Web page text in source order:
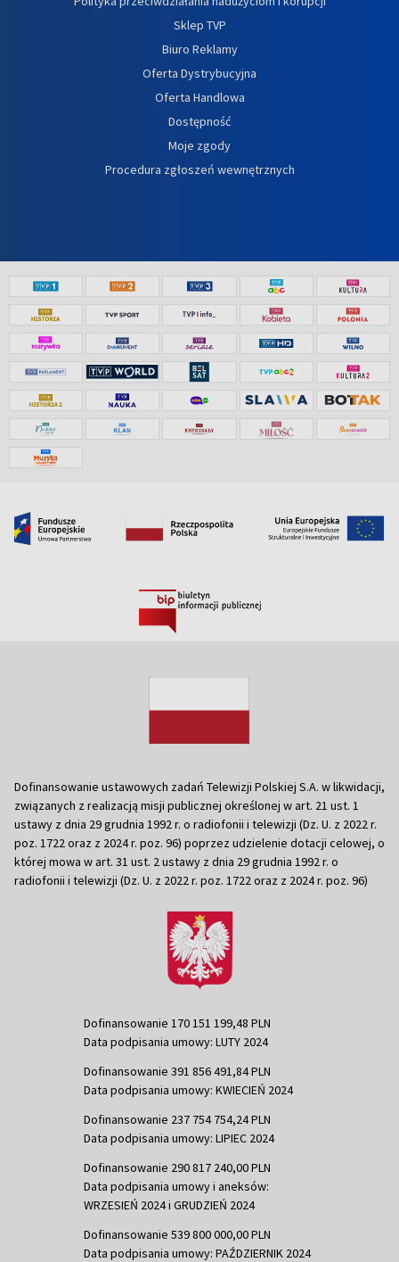
Sklep TVP
Biuro Reklamy
Oferta Dystrybucyjna
Oferta Handlowa
Dostępność
Moje zgody
Procedura zgłoszeń wewnętrznych
Dofinansowanie ustawowych zadań Telewizji Polskiej S.A. w likwidacji,
związanych z realizacją misji publicznej określonej w art. 21 ust. 1
ustawy z dnia 29 grudnia 1992 r. o radiofonii i telewizji (Dz. U. z 2022 r.
poz. 1722 oraz z 2024 r. poz. 96) poprzez udzielenie dotacji celowej, o
której mowa w art. 31 ust. 2 ustawy z dnia 29 grudnia 1992 r. o
radiofonii i telewizji (Dz. U. z 2022 r. poz. 1722 oraz z 2024 r. poz. 96)
Dofinansowanie 170 151 199,48 PLN
Data podpisania umowy: LUTY 2024
Dofinansowanie 391 856 491,84 PLN
Data podpisania umowy: KWIECIEŃ 2024
Dofinansowanie 237 754 754,24 PLN
Data podpisania umowy: LIPIEC 2024
Dofinansowanie 290 817 240,00 PLN
Data podpisania umowy i aneksów:
WRZESIEŃ 2024 i GRUDZIEŃ 2024
Dofinansowanie 539 800 000,00 PLN
Data podpisania umowy: PAŹDZIERNIK 2024